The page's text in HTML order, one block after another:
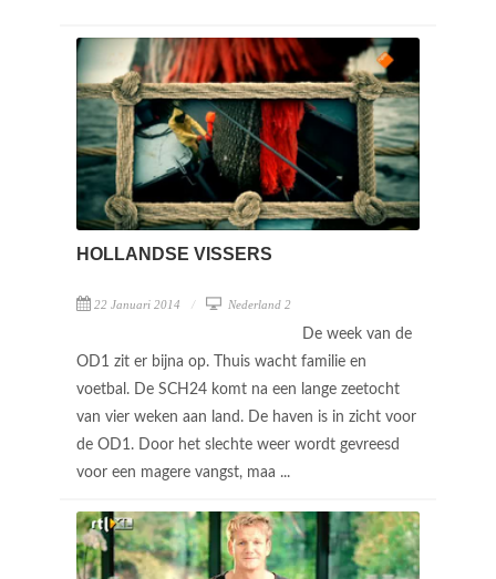
HOLLANDSE VISSERS
22 Januari 2014 Nederland 2
De week van de
OD1 zit er bijna op. Thuis wacht familie en
voetbal. De SCH24 komt na een lange zeetocht
van vier weken aan land. De haven is in zicht voor
de OD1. Door het slechte weer wordt gevreesd
voor een magere vangst, maa ...